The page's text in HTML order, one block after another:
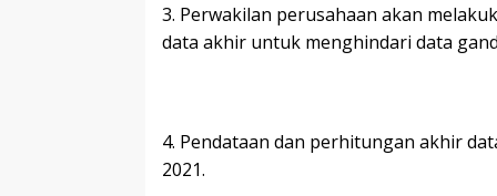
3. Perwakilan perusahaan akan
data akhir untuk menghindari data
4. Pendataan dan perhitungan akhir
2021.